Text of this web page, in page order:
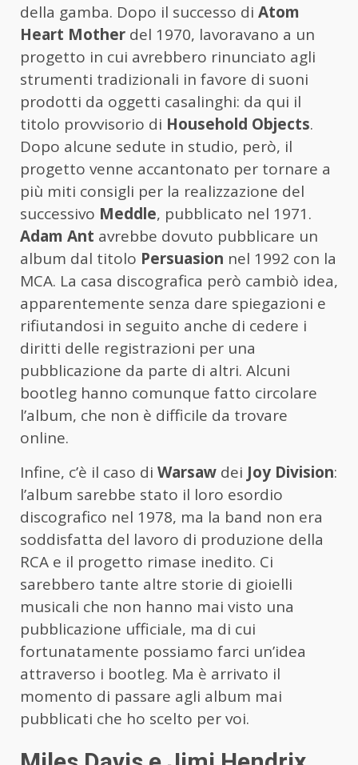
della gamba. Dopo il successo di Atom
Heart Mother del 1970, lavoravano a un
progetto in cui avrebbero rinunciato agli
strumenti tradizionali in favore di suoni
prodotti da oggetti casalinghi: da qui il
titolo provvisorio di Household Objects.
Dopo alcune sedute in studio, però, il
progetto venne accantonato per tornare a
più miti consigli per la realizzazione del
successivo Meddle, pubblicato nel 1971.
Adam Ant avrebbe dovuto pubblicare un
album dal titolo Persuasion nel 1992 con la
MCA. La casa discografica però cambiò idea,
apparentemente senza dare spiegazioni e
rifiutandosi in seguito anche di cedere i
diritti delle registrazioni per una
pubblicazione da parte di altri. Alcuni
bootleg hanno comunque fatto circolare
l’album, che non è difficile da trovare
online.
Infine, c’è il caso di Warsaw dei Joy Division:
l’album sarebbe stato il loro esordio
discografico nel 1978, ma la band non era
soddisfatta del lavoro di produzione della
RCA e il progetto rimase inedito. Ci
sarebbero tante altre storie di gioielli
musicali che non hanno mai visto una
pubblicazione ufficiale, ma di cui
fortunatamente possiamo farci un’idea
attraverso i bootleg. Ma è arrivato il
momento di passare agli album mai
pubblicati che ho scelto per voi.